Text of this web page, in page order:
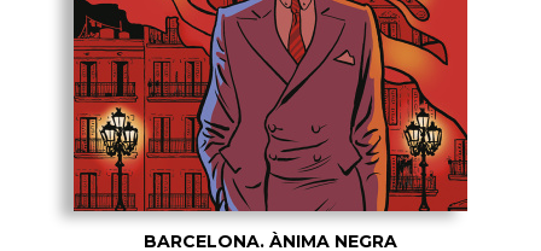
BARCELONA. ÀNIMA NEGRA